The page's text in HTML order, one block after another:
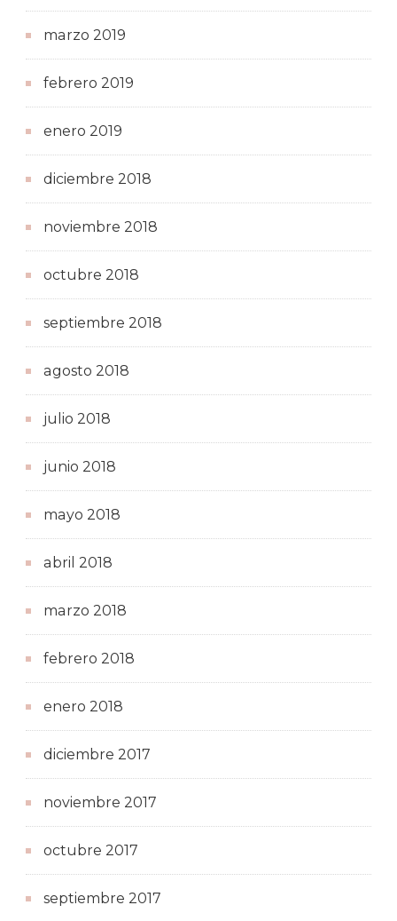
marzo 2019
febrero 2019
enero 2019
diciembre 2018
noviembre 2018
octubre 2018
septiembre 2018
agosto 2018
julio 2018
junio 2018
mayo 2018
abril 2018
marzo 2018
febrero 2018
enero 2018
diciembre 2017
noviembre 2017
octubre 2017
septiembre 2017